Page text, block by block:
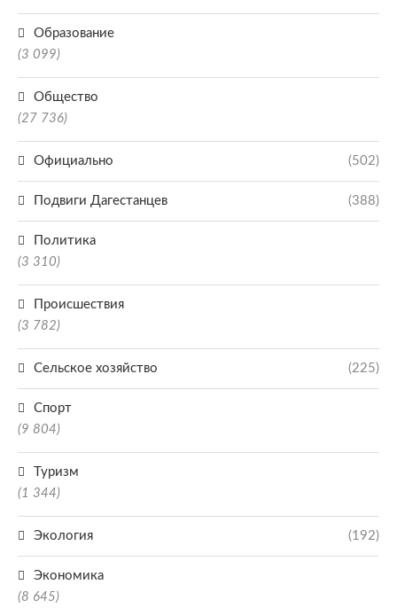
Образование
(3 099)
Общество
(27 736)
Официально (502)
Подвиги Дагестанцев (388)
Политика
(3 310)
Происшествия
(3 782)
Сельское хозяйство (225)
Спорт
(9 804)
Туризм
(1 344)
Экология (192)
Экономика
(8 645)